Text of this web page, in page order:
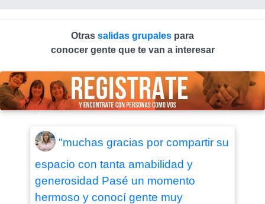
Otras salidas grupales para
conocer gente que te van a interesar
"muchas gracias por compartir su
espacio con tanta amabilidad y
generosidad Pasé un momento
hermoso y conocí gente muy